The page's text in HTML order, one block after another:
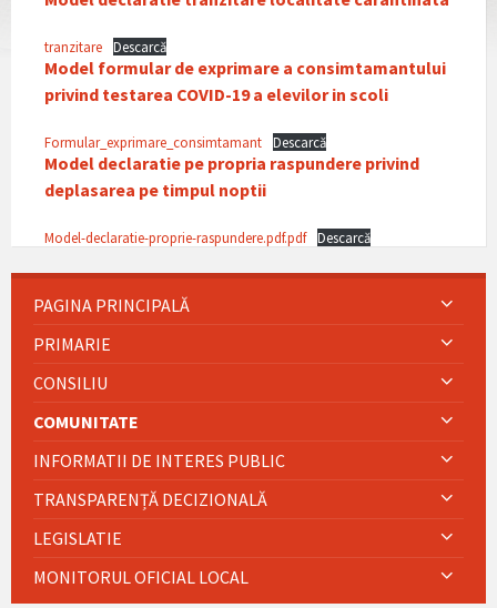
tranzitare Descarcă
Model formular de exprimare a consimtamantului
privind testarea COVID-19 a elevilor in scoli
Formular_exprimare_consimtamant Descarcă
Model declaratie pe propria raspundere privind
deplasarea pe timpul noptii
Model-declaratie-proprie-raspundere.pdf.pdf Descarcă
PAGINA PRINCIPALĂ
PRIMARIE
CONSILIU
COMUNITATE
INFORMATII DE INTERES PUBLIC
TRANSPARENȚĂ DECIZIONALĂ
LEGISLATIE
MONITORUL OFICIAL LOCAL